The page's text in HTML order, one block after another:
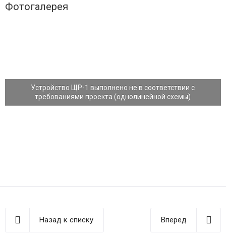
Фотогалерея
Устройство ЩР-1 выполнено не в соответствии с
требованиями проекта (однолинейной схемы)
Назад к списку Вперед